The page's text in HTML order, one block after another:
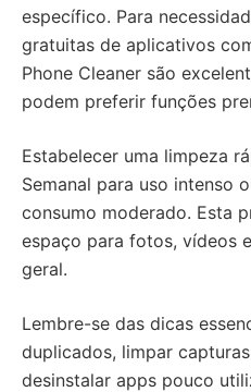
específico. Para
gratuitas de aplicativos
Phone Cleaner são
podem preferir funções
Estabelecer uma limpeza
Semanal para uso intenso
consumo moderado. Esta
espaço para fotos, vídeos
geral.
Lembre-se das dicas
duplicados, limpar
desinstalar apps pouco